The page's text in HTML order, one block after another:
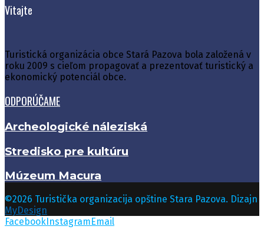
Vitajte
Turistická organizácia obce Stará Pazova bola založená v
roku 2009 s cieľom propagovať a prezentovať turistický a
ekonomický potenciál obce.
ODPORÚČAME
Archeologické náleziská
Stredisko pre kultúru
Múzeum Macura
©2026 Turistička organizacija opštine Stara Pazova. Dizajn
MyDesign
FacebookInstagramEmail